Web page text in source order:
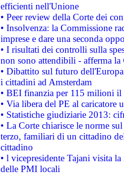
efficienti nell'Unione
• Peer review della Corte dei
• Insolvenza: la Commissione
imprese e dare una seconda
• I risultati dei controlli sulla
non sono attendibili - afferma la
• Dibattito sul futuro
i cittadini ad Amsterdam
• BEI finanzia per 115 milioni
• Via libera del PE al caricatore
• Statistiche giudiziarie 2013:
• La Corte chiarisce le norme
terzo, familiari di un cittadino
cittadino
• l vicepresidente Tajani visita
delle PMI locali